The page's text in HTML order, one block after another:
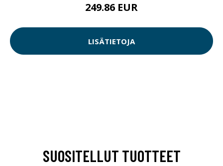
249.86 EUR
LISÄTIETOJA
SUOSITELLUT TUOTTEET